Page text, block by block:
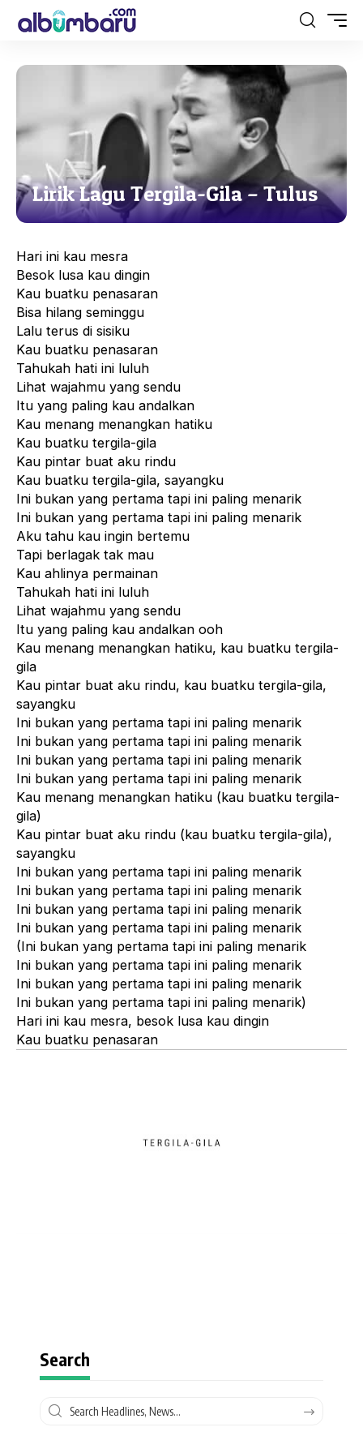
Lirik Lagu Tergila-Gila – Tulus
Hari ini kau mesra
Besok lusa kau dingin
Kau buatku penasaran
Bisa hilang seminggu
Lalu terus di sisiku
Kau buatku penasaran
Tahukah hati ini luluh
Lihat wajahmu yang sendu
Itu yang paling kau andalkan
Kau menang menangkan hatiku
Kau buatku tergila-gila
Kau pintar buat aku rindu
Kau buatku tergila-gila, sayangku
Ini bukan yang pertama tapi ini paling menarik
Ini bukan yang pertama tapi ini paling menarik
Aku tahu kau ingin bertemu
Tapi berlagak tak mau
Kau ahlinya permainan
Tahukah hati ini luluh
Lihat wajahmu yang sendu
Itu yang paling kau andalkan ooh
Kau menang menangkan hatiku, kau buatku tergila-
gila
Kau pintar buat aku rindu, kau buatku tergila-gila,
sayangku
Ini bukan yang pertama tapi ini paling menarik
Ini bukan yang pertama tapi ini paling menarik
Ini bukan yang pertama tapi ini paling menarik
Ini bukan yang pertama tapi ini paling menarik
Kau menang menangkan hatiku (kau buatku tergila-
gila)
Kau pintar buat aku rindu (kau buatku tergila-gila),
sayangku
Ini bukan yang pertama tapi ini paling menarik
Ini bukan yang pertama tapi ini paling menarik
Ini bukan yang pertama tapi ini paling menarik
Ini bukan yang pertama tapi ini paling menarik
(Ini bukan yang pertama tapi ini paling menarik
Ini bukan yang pertama tapi ini paling menarik
Ini bukan yang pertama tapi ini paling menarik
Ini bukan yang pertama tapi ini paling menarik)
Hari ini kau mesra, besok lusa kau dingin
Kau buatku penasaran
Search